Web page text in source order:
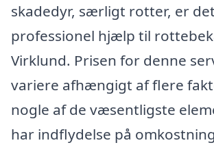
skadedyr, særligt rotter, er
professionel hjælp til
Virklund. Prisen for denne
variere afhængigt af flere
nogle af de væsentligste
har indflydelse på